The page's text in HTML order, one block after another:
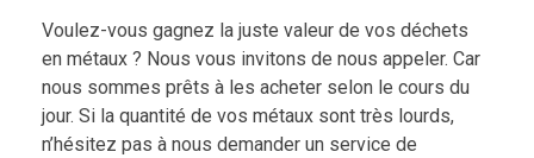
Voulez-vous gagnez la juste valeur de vos déchets
en métaux ? Nous vous invitons de nous appeler. Car
nous sommes prêts à les acheter selon le cours du
jour. Si la quantité de vos métaux sont très lourds,
n’hésitez pas à nous demander un service de